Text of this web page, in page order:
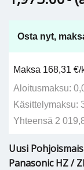
Osta nyt,
Maksa 168,31
Aloitusmaksu:
Käsittelymaksu:
Yhteensä 2
Uusi
Panasonic HZ /